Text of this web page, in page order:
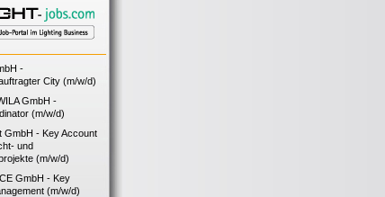
-
City (m/w/d)
GmbH -
(m/w/d)
GmbH - Key Account
und
(m/w/d)
GmbH - Key
(m/w/d)